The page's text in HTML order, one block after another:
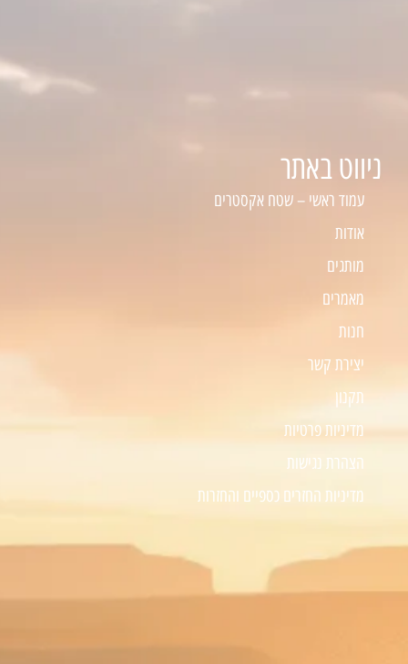
ניווט באתר
עמוד ראשי – שטח אקסטרים
אודות
מותגים
מאמרים
חנות
יצירת קשר
תקנון
מדיניות פרטיות
הצהרת נגישות
מדיניות החזרים כספיים והחזרות